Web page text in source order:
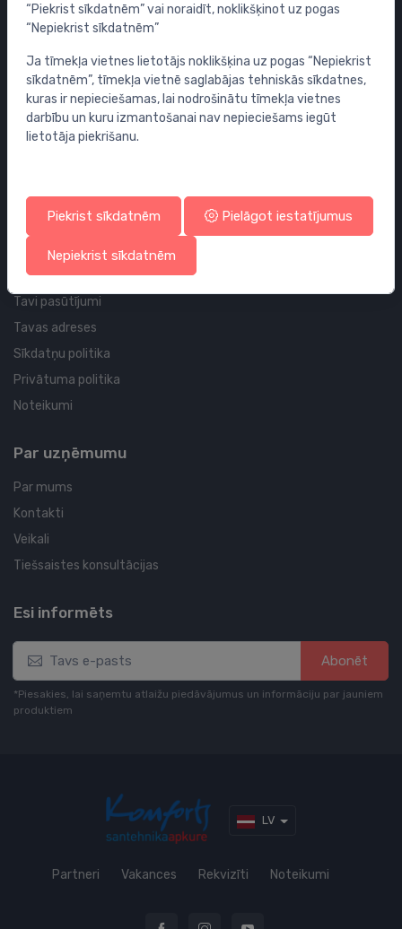
Vannas
Dušas
Vannas istabas piederumi
Mēbeles
Rāmji un skalošanas sistēmas
Sifoni
Cauruļvadi un Veidgabali
Profila un piegādes informācija
Tavs konts
Tavi pasūtījumi
Tavas adreses
Sīkdatņu politika
Privātuma politika
Noteikumi
Par uzņēmumu
Par mums
Kontakti
Veikali
Tiešsaistes konsultācijas
Esi informēts
Abonēt
*Piesakies, lai saņemtu atlaižu piedāvājumus un informāciju par jauniem
produktiem
LV
Partneri Vakances Rekvizīti Noteikumi
“Piekrist sīkdatnēm” vai noraidīt, noklikšķinot uz pogas
“Nepiekrist sīkdatnēm”
Ja tīmekļa vietnes lietotājs noklikšķina uz pogas “Nepiekrist
sīkdatnēm”, tīmekļa vietnē saglabājas tehniskās sīkdatnes,
kuras ir nepieciešamas, lai nodrošinātu tīmekļa vietnes
darbību un kuru izmantošanai nav nepieciešams iegūt
lietotāja piekrišanu.
Piekrist sīkdatnēm Pielāgot iestatījumus
Nepiekrist sīkdatnēm